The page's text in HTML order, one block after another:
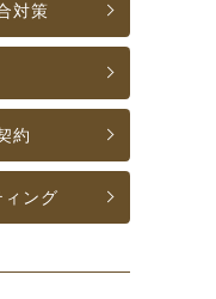
対策
約
ィング